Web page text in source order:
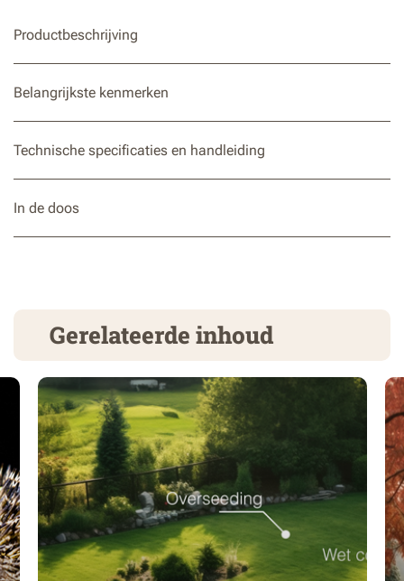
Productbeschrijving
Belangrijkste kenmerken
Technische specificaties en handleiding
In de doos
Gerelateerde inhoud